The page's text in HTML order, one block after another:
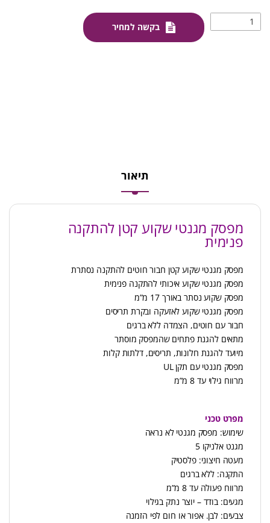
בקשה למחיר
תיאור
מפסק מגנטי שקוע קטן להתקנה
פנימית
מפסק מגנטי שקוע קטן חבור חוטים להתקנה נסתרת
מפסק מגנטי שקוע איכותי להתקנה פנימית
מפסק שקוע נסתר באורך 17 מ”מ
מפסק מגנטי שקוע לאזעקה ובקרת תריסים
חבור עם חוטים, הצמדה ללא ברגים
מתאים להגנת פתחים שהמפסק מוסתר
מיועד להגנת חלונות, תריסים, דלתות קלות
מפסק מגנטי עם תקן UL
מרווח גילוי עד 8 מ”מ
מפרט טכני
שימוש: מפסק מגנטי לא נראה
מגנט אלניקו 5
מעטה חיצוני: פלסטיק
התקנה: ללא ברגים
מרווח פעולה עד 8 מ”מ
מגעים: בודד – יוצר נתק בגילוי
צבעים: לבן. אפור או חום לפי הזמנה